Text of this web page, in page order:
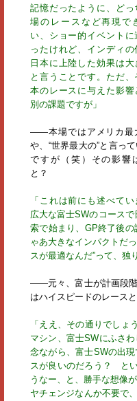
記憶だったように、どっ
場のレースなど再現で
い、ショー的イベントに
ったけれど、インディの
日本に上陸した効果は大
と言うことです。ただ、
本のレースに与えた影響
別の課題ですが」
――本場ではアメリカ最
や、“世界最大の”と言っ
ですが（笑）その影響
と？
「これは前にも述べてい
広大な富士SWのコース
索で始まり、GP終了後
ゃあ大きなインパクトだ
スが最適なんだ”って、独
――元々、富士が計画段階
はハイスピードのレース
「ええ、その通りでし
マシン、富士SWにふさ
念ながら、富士SWの出
スが良いのだろう？ と
うなー、と、勝手な想像
ヤチェンジなんか不要で